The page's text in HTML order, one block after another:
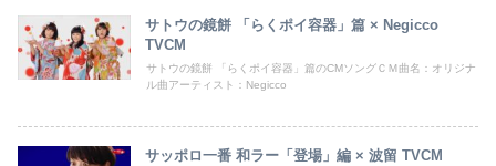
サトウの鏡餅 「らくポイ容器」篇 × Negicco
TVCM
サトウの鏡餅 「らくポイ容器」篇のCMソングＣＭ曲名：オリジナ
ル曲アーティスト：Negicco
サッポロ一番 和ラー「登場」編 × 波留 TVCM